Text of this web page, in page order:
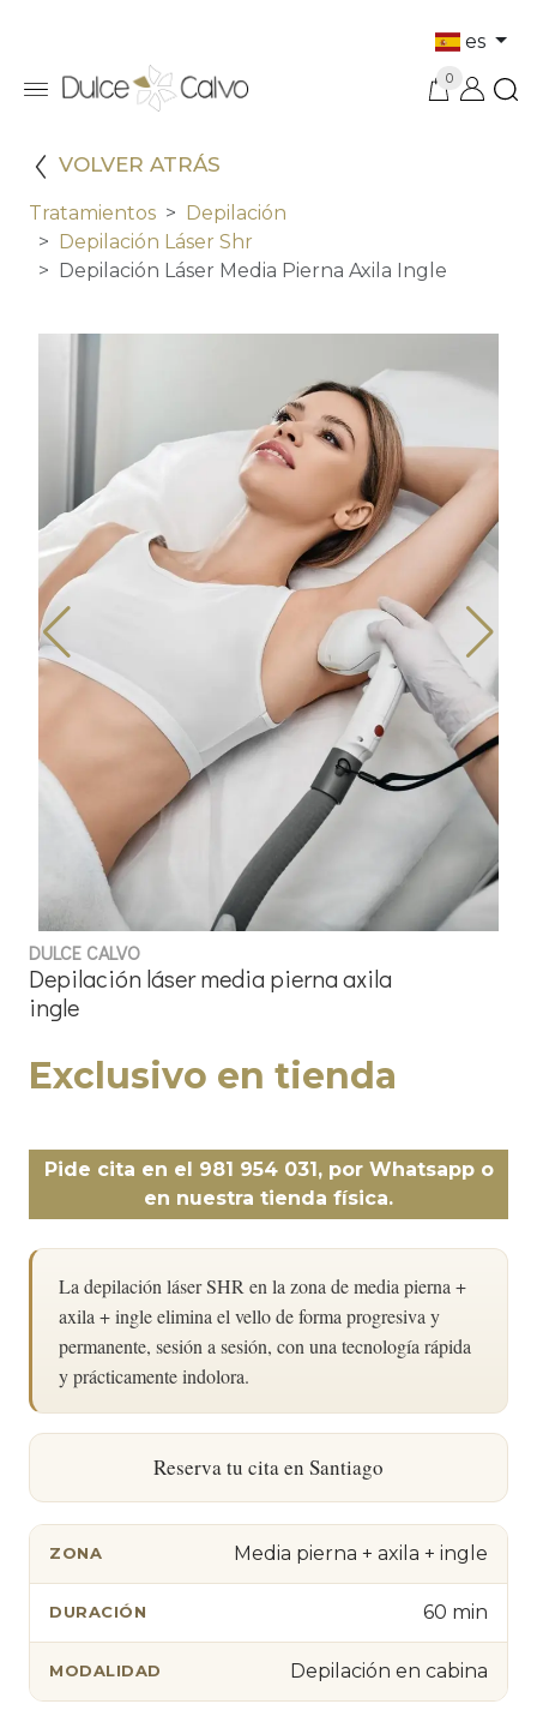
es
0
VOLVER ATRÁS
Tratamientos
Depilación
Depilación Láser Shr
Depilación Láser Media Pierna Axila Ingle
DULCE CALVO
Depilación láser media pierna axila
ingle
Exclusivo en tienda
Pide cita en el 981 954 031, por Whatsapp o
en nuestra tienda física.
La depilación láser SHR en la zona de media pierna +
axila + ingle elimina el vello de forma progresiva y
permanente, sesión a sesión, con una tecnología rápida
y prácticamente indolora.
Reserva tu cita en Santiago
ZONA Media pierna + axila + ingle
DURACIÓN 60 min
MODALIDAD Depilación en cabina